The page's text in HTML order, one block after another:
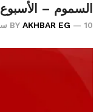
السموم – الأسبوع
BY AKHBAR EG 10 ساعات AGO